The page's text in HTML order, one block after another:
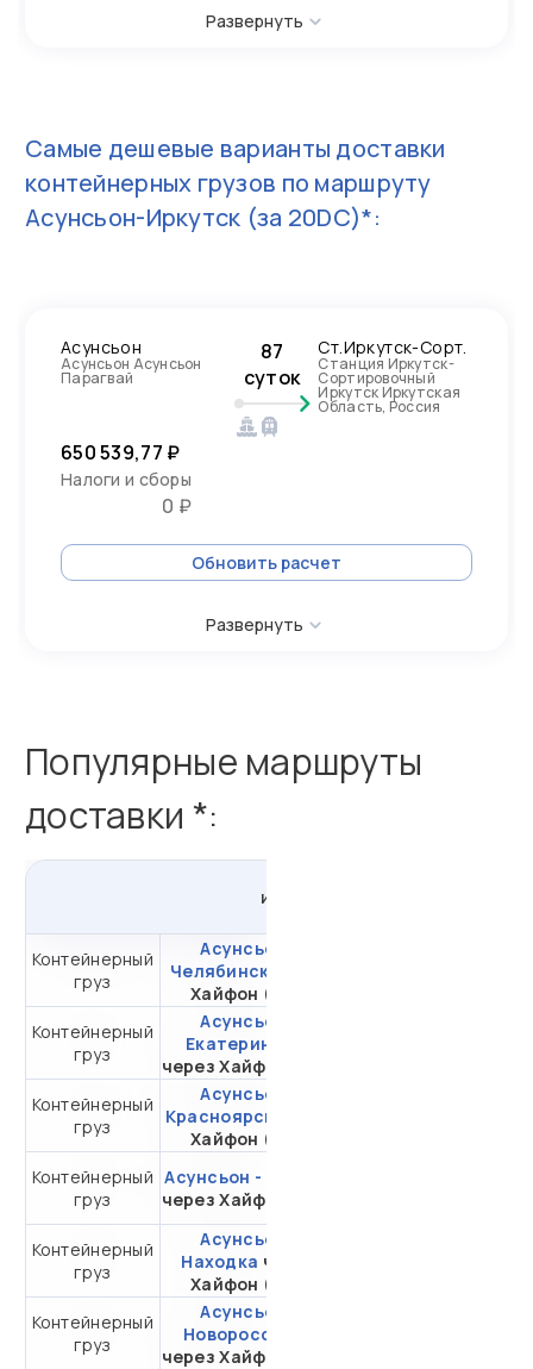
Развернуть
Самые дешевые варианты доставки
контейнерных грузов по маршруту
Асунсьон-Иркутск (за 20DC)*:
Асунсьон
Асунсьон Асунсьон
Парагвай
87
суток
Ст.Иркутск-Сорт.
Станция Иркутск-
Сортировочный
Иркутск Иркутская
Область, Россия
650 539,77 ₽
Налоги и сборы
0 ₽
Обновить расчет
Развернуть
Популярные маршруты
доставки *:
из
Контейнерный
груз
Асунсьон -
Челябинск
Хайфон (Тр.)
Контейнерный
груз
Асунсьон -
Екатеринбург
через Хайфон (Тр.)
Контейнерный
груз
Асунсьон -
Красноярск
Хайфон (Тр.)
Контейнерный
груз
Асунсьон - Москва
через Хайфон (Тр.)
Контейнерный
груз
Асунсьон -
Находка через
Хайфон (Тр.)
Контейнерный
груз
Асунсьон -
Новороссийск
через Хайфон (Тр.)